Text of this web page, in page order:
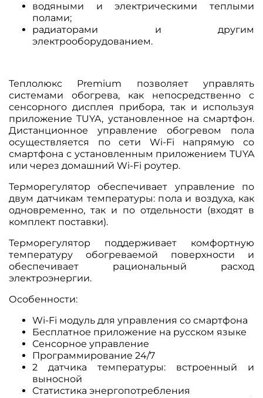
водяными и электрическими теплыми
полами;
радиаторами и другим
электрооборудованием.
Теплолюкс Premium позволяет управлять
системами обогрева, как непосредственно с
сенсорного дисплея прибора, так и используя
приложение TUYA, установленное на смартфон.
Дистанционное управление обогревом пола
осуществляется по сети Wi-Fi напрямую со
смартфона с установленным приложением TUYA
или через домашний Wi-Fi роутер.
Терморегулятор обеспечивает управление по
двум датчикам температуры: пола и воздуха, как
одновременно, так и по отдельности (входят в
комплект поставки).
Терморегулятор поддерживает комфортную
температуру обогреваемой поверхности и
обеспечивает рациональный расход
электроэнергии.
Особенности:
Wi-Fi модуль для управления со смартфона
Бесплатное приложение на русском языке
Сенсорное управление
Программирование 24/7
2 датчика температуры: встроенный и
выносной
Статистика энергопотребления